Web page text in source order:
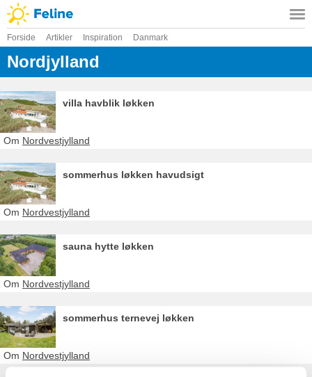
Forside Artikler Inspiration Danmark
Nordjylland
villa havblik løkken
Om Nordvestjylland
sommerhus løkken havudsigt
Om Nordvestjylland
sauna hytte løkken
Om Nordvestjylland
sommerhus ternevej løkken
Om Nordvestjylland